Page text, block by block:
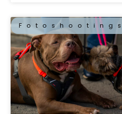
Fotoshootings